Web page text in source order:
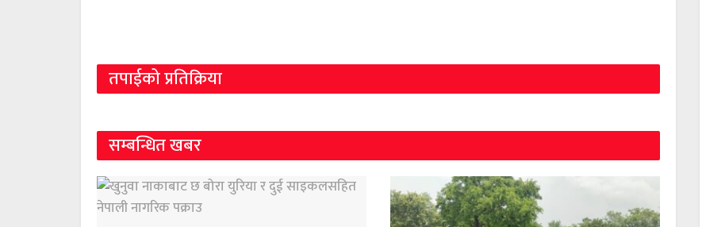
तपाईको प्रतिक्रिया
सम्बन्धित खबर